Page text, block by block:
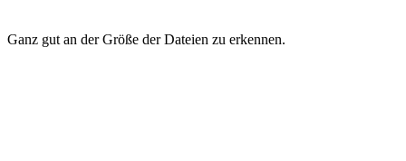
Ganz gut an der Größe der Dateien zu erkennen.